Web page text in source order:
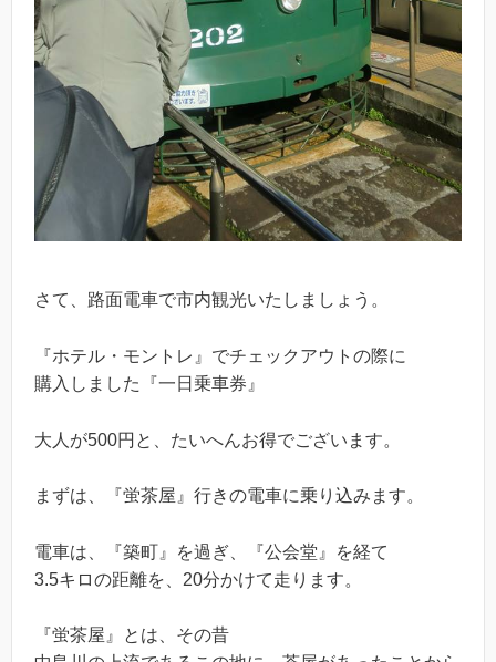
さて、路面電車で市内観光いたしましょう。
『ホテル・モントレ』でチェックアウトの際に
購入しました『一日乗車券』
大人が500円と、たいへんお得でございます。
まずは、『蛍茶屋』行きの電車に乗り込みます。
電車は、『築町』を過ぎ、『公会堂』を経て
3.5キロの距離を、20分かけて走ります。
『蛍茶屋』とは、その昔